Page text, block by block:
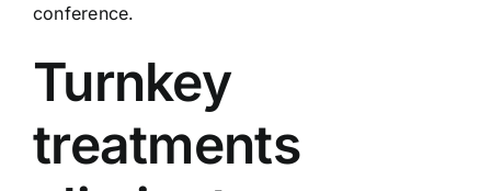
conference.
Turnkey
treatments